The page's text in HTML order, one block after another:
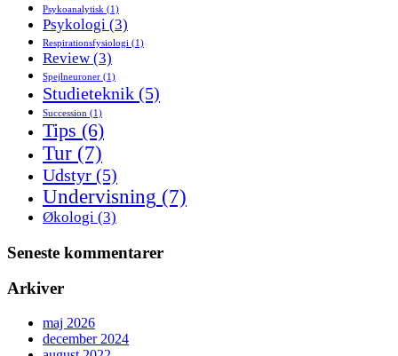
Psykoanalytisk (1)
Psykologi (3)
Respirationsfysiologi (1)
Review (3)
Spejlneuroner (1)
Studieteknik (5)
Succession (1)
Tips (6)
Tur (7)
Udstyr (5)
Undervisning (7)
Økologi (3)
Seneste kommentarer
Arkiver
maj 2026
december 2024